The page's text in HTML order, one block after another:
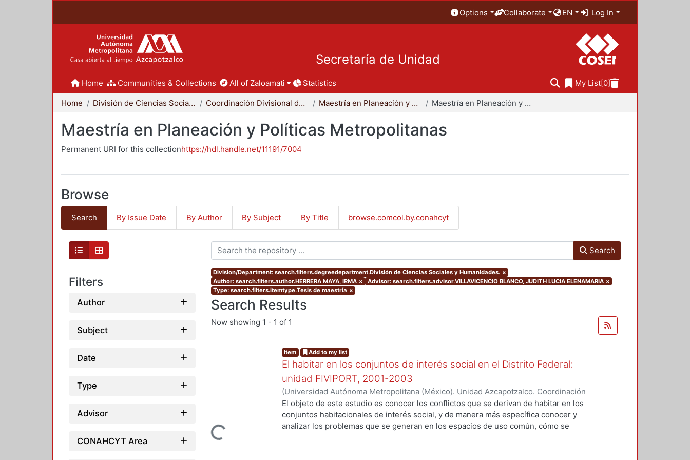
Options Collaborate EN Log In
Secretaría de Unidad
Home Communities & Collections All of Zaloamati Statistics My List[0]
Home División de Ciencias Sociales y Humanidades Coordinación Divisional de Posgrado Maestría en Planeación y Políticas Metropolitanas Maestría en Planeación y Políticas Metropolitanas
Maestría en Planeación y Políticas Metropolitanas
Permanent URI for this collectionhttps://hdl.handle.net/11191/7004
Browse
Search By Issue Date By Author By Subject By Title browse.comcol.by.conahcyt
Filters
Author
Subject
Date
Type
Advisor
CONAHCYT Area
Search
Division/Department: search.filters.degreedepartment.División de Ciencias Sociales y Humanidades. ×
Author: search.filters.author.HERRERA MAYA, IRMA × Advisor: search.filters.advisor.VILLAVICENCIO BLANCO, JUDITH LUCIA ELENAMARIA ×
Type: search.filters.itemtype.Tesis de maestría ×
Search Results
Now showing 1 - 1 of 1
Loading...
Item Add to my list
El habitar en los conjuntos de interés social en el Distrito Federal:
unidad FIVIPORT, 2001-2003
(Universidad Autónoma Metropolitana (México). Unidad Azcapotzalco. Coordinación
de Servicios de Información.,2004-06-16)HERRERA MAYA, IRMA
El objeto de este estudio es conocer los conflictos que se derivan de habitar en los
conjuntos habitacionales de interés social, y de manera más específica conocer y
analizar los problemas que se generan en los espacios de uso común, cómo se